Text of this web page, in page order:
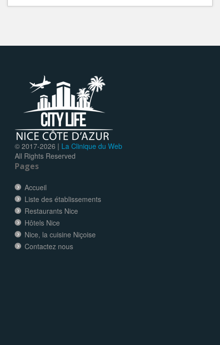
© 2017-2026 | La Clinique du Web
All Rights Reserved
Pages
Accueil
Liste des établissements
Restaurants Nice
Hôtels Nice
Nice, la cuisine Niçoise
Contactez nous